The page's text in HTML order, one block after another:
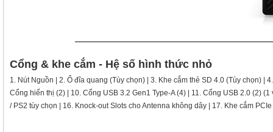
Cổng & khe cắm - Hệ số hình thức nhỏ
1. Nút Nguồn | 2. Ổ đĩa quang (Tùy chọn) | 3. Khe cắm thẻ SD 4.0 (Tùy chọn) |
Cổng hiển thị (2) | 10. Cổng USB 3.2 Gen1 Type-A (4) | 11. Cổng USB 2.0 (2)
/ PS2 tùy chọn | 16. Knock-out Slots cho Antenna không dây | 17. Khe cắm